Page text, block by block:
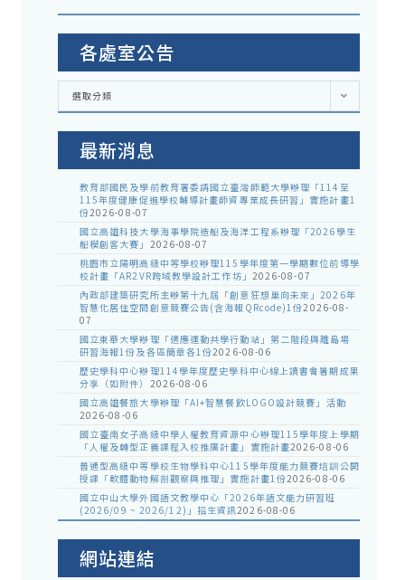
各處室公告
各
室
選取分類
最新消息
教育部國民及學前教育署委請國立臺灣師範大學辦理「114至
115年度健康促進學校輔導計畫師資專業成長研習」實施計畫1
份2026-08-07
國立高雄科技大學海事學院造船及海洋工程系辦理「2026學生
船模創客大賽」 2026-08-07
桃園市立陽明高級中等學校辦理115學年度第一學期數位前導學
校計畫「AR2VR跨域教學設計工作坊」 2026-08-07
內政部建築研究所主辦第十九屆「創意狂想巢向未來」2026年
智慧化居住空間創意競賽公告(含海報QRcode)1份2026-08-
07
國立東華大學辦理「適應運動共學行動站」第二階段與離島場
研習海報1份及各區簡章各1份2026-08-06
歷史學科中心辦理114學年度歷史學科中心線上讀書會暑期成果
分享（如附件） 2026-08-06
國立高雄餐旅大學辦理「AI+智慧餐飲LOGO設計競賽」活動
2026-08-06
國立臺南女子高級中學人權教育資源中心辦理115學年度上學期
「人權及轉型正義課程入校推廣計畫」實施計畫2026-08-06
普通型高級中等學校生物學科中心115學年度能力競賽培訓公開
授課「軟體動物解剖觀察與推理」實施計畫1份2026-08-06
國立中山大學外國語文教學中心「2026年語文能力研習班
(2026/09 ~ 2026/12)」招生資訊2026-08-06
網站連結